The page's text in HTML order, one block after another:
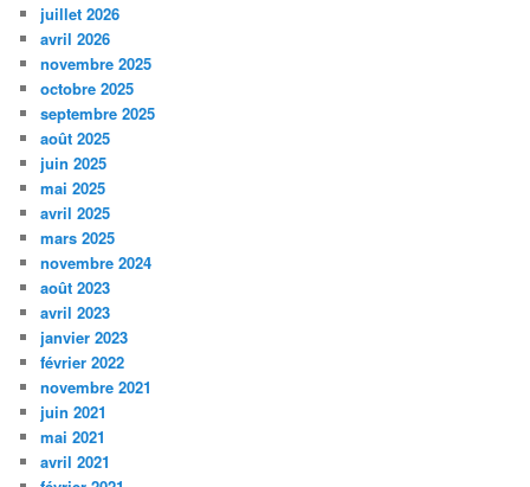
juillet 2026
avril 2026
novembre 2025
octobre 2025
septembre 2025
août 2025
juin 2025
mai 2025
avril 2025
mars 2025
novembre 2024
août 2023
avril 2023
janvier 2023
février 2022
novembre 2021
juin 2021
mai 2021
avril 2021